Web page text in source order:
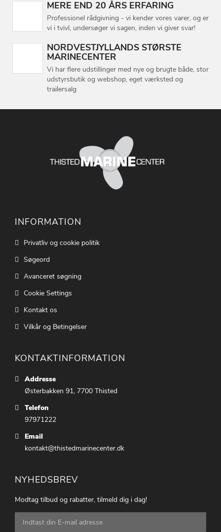
MERE END 20 ÅRS ERFARING
Professionel rådgivning - vi kender vores varer, og er
vi i tvivl, undersøger vi sagen, inden vi giver svar!
NORDVESTJYLLANDS STØRSTE
MARINECENTER
Vi har flere udstillinger med nye og brugte både, stor
udstyrsbutik og webshop, eget værksted og
trailersalg
INFORMATION
Privatliv og cookie politik
Søgeord
Avanceret søgning
Cookie Settings
Kontakt os
Vilkår og Betingelser
KONTAKTINFORMATION
Addresse
Østerbakken 91, 7700 Thisted
Telefon
97971222
Email
kontakt@thistedmarinecenter.dk
NYHEDSBREV
Modtag tilbud og rabatter, tilmeld dig i dag!
Tilmeld
dig